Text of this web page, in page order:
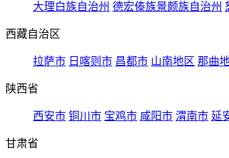
大理白族自治州 德宏傣族景颇族自治州
西藏自治区
拉萨市 日喀则市 昌都市 山南地区 那曲
陕西省
西安市 铜川市 宝鸡市 咸阳市 渭南市 延
甘肃省